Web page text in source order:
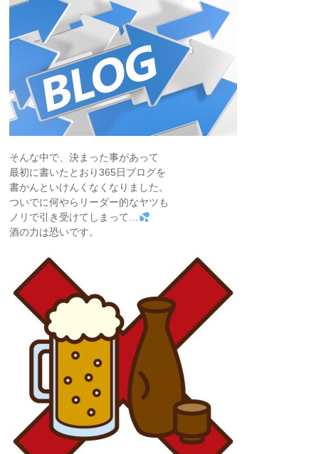
そんな中で、決まった事があって
最初に書いたとおり365日ブログを
書かんといけんくなくなりました。
ついでに何やらリーダー的なヤツも
ノリで引き受けてしまって…
酒の力は恐いです。